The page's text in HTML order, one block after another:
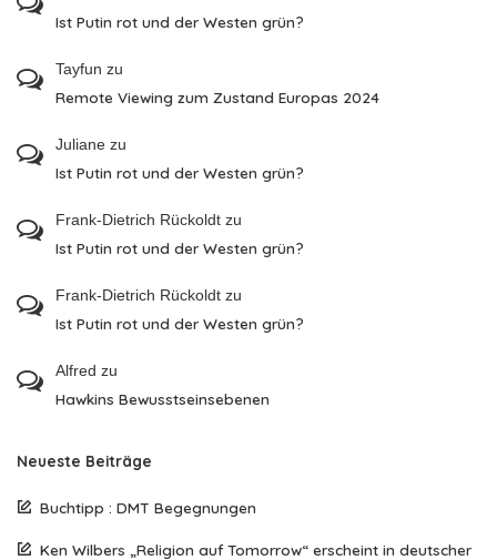
Ist Putin rot und der Westen grün?
Tayfun zu
Remote Viewing zum Zustand Europas 2024
Juliane zu
Ist Putin rot und der Westen grün?
Frank-Dietrich Rückoldt zu
Ist Putin rot und der Westen grün?
Frank-Dietrich Rückoldt zu
Ist Putin rot und der Westen grün?
Alfred zu
Hawkins Bewusstseinsebenen
Neueste Beiträge
Buchtipp : DMT Begegnungen
Ken Wilbers „Religion auf Tomorrow“ erscheint in deutscher